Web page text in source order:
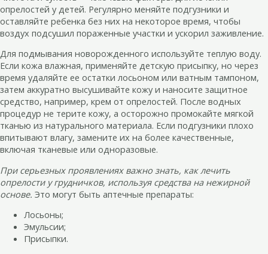
опрелостей у детей. Регулярно меняйте подгузники и
оставляйте ребенка без них на некоторое время, чтобы
воздух подсушил пораженные участки и ускорил заживление.
Для подмывания новорожденного используйте теплую воду.
Если кожа влажная, применяйте детскую присыпку, но через
время удаляйте ее остатки лосьоном или ватным тампоном,
затем аккуратно высушивайте кожу и наносите защитное
средство, например, крем от опрелостей. После водных
процедур не терите кожу, а осторожно промокайте мягкой
тканью из натурального материала. Если подгузники плохо
впитывают влагу, замените их на более качественные,
включая тканевые или одноразовые.
При серьезных проявлениях важно знать, как лечить
опрелости у грудничков, используя средства на нежирной
основе. Это могут быть аптечные препараты:
Лосьоны;
Эмульсии;
Присыпки.